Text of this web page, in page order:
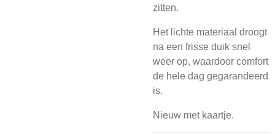
zitten.
Het lichte materiaal droogt
na een frisse duik snel
weer op, waardoor comfort
de hele dag gegarandeerd
is.
Nieuw met kaartje.